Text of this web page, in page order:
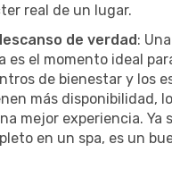
real de un lugar.
de verdad:
es el momento ideal
de bienestar y los
más disponibilidad,
mejor experiencia. Ya
en un spa, es un